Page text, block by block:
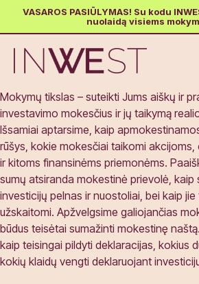
VASAROS PASIŪLYMAS! Su kodu
nuolaidą visiems
Mokymų tikslas – suteikti Jums aiškų ir
investavimo mokesčius ir jų taikymą
Išsamiai aptarsime, kaip
rūšys, kokie mokesčiai taikomi
ir kitoms finansinėms priemonėms.
sumų atsiranda mokestinė prievolė, kaip
investicijų pelnas ir nuostoliai, bei kaip jie
užskaitomi. Apžvelgsime galiojančias
būdus teisėtai sumažinti mokestinę
kaip teisingai pildyti deklaracijas, kokius
kokių klaidų vengti deklaruojant